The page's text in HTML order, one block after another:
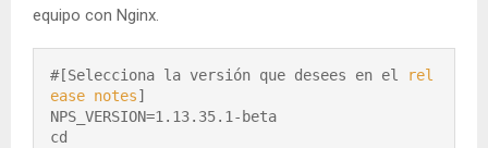
equipo con Nginx.
#[Selecciona la versión que desees en el
rel
ease notes]
NPS_VERSION=1.13.35.1-beta
cd